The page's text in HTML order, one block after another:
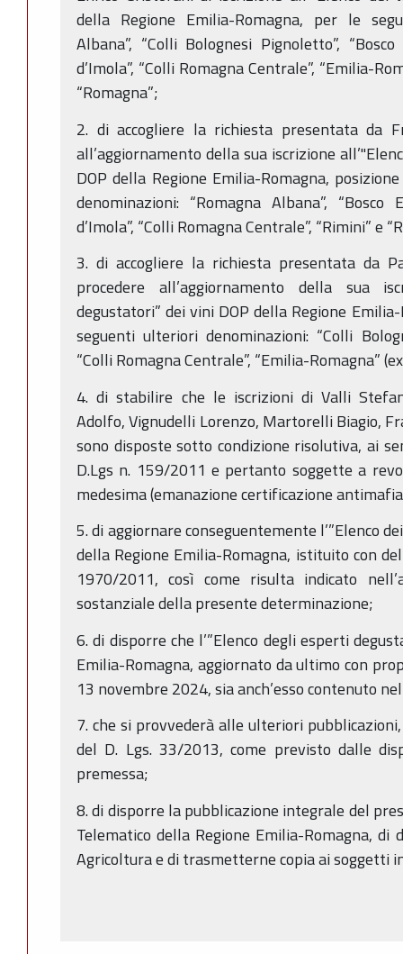
della Regione Emilia-Romagna, per le
Albana”, “Colli Bolognesi Pignoletto”,
d’Imola”, “Colli Romagna Centrale”, “Emilia-
“Romagna”;
2. di accogliere la richiesta presentata da
all’aggiornamento della sua iscrizione
DOP della Regione Emilia-Romagna,
denominazioni: “Romagna Albana”, “Bosco
d’Imola”, “Colli Romagna Centrale”, “Rimini” e
3. di accogliere la richiesta presentata da
procedere all’aggiornamento della sua
degustatori” dei vini DOP della Regione
seguenti ulteriori denominazioni: “Colli
“Colli Romagna Centrale”, “Emilia-Romagna”
4. di stabilire che le iscrizioni di Valli
Adolfo, Vignudelli Lorenzo, Martorelli Biagio,
sono disposte sotto condizione risolutiva, ai
D.Lgs n. 159/2011 e pertanto soggette a
medesima (emanazione certificazione
5. di aggiornare conseguentemente l’”Elenco
della Regione Emilia-Romagna, istituito con
1970/2011, così come risulta indicato
sostanziale della presente determinazione;
6. di disporre che l’”Elenco degli esperti
Emilia-Romagna, aggiornato da ultimo con
13 novembre 2024, sia anch’esso contenuto
7. che si provvederà alle ulteriori
del D. Lgs. 33/2013, come previsto dalle
premessa;
8. di disporre la pubblicazione integrale del
Telematico della Regione Emilia-Romagna,
Agricoltura e di trasmetterne copia ai soggetti